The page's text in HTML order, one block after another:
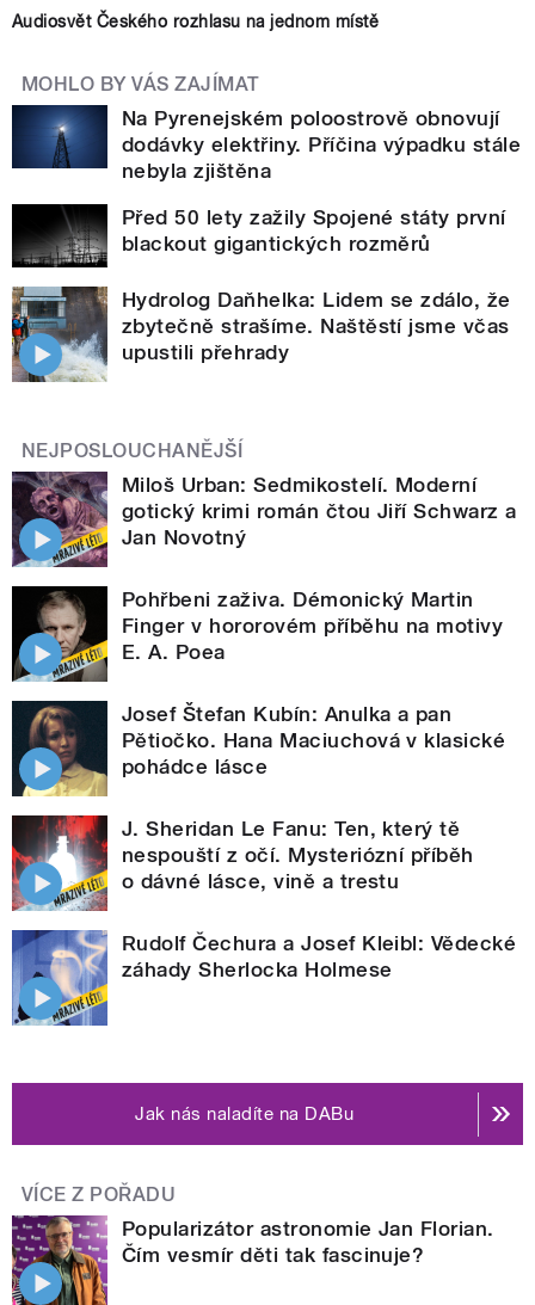
Audiosvět Českého rozhlasu na jednom místě
MOHLO BY VÁS ZAJÍMAT
Na Pyrenejském poloostrově obnovují
dodávky elektřiny. Příčina výpadku stále
nebyla zjištěna
Před 50 lety zažily Spojené státy první
blackout gigantických rozměrů
Hydrolog Daňhelka: Lidem se zdálo, že
zbytečně strašíme. Naštěstí jsme včas
upustili přehrady
NEJPOSLOUCHANĚJŠÍ
Miloš Urban: Sedmikostelí. Moderní
gotický krimi román čtou Jiří Schwarz a
Jan Novotný
Pohřbeni zaživa. Démonický Martin
Finger v hororovém příběhu na motivy
E. A. Poea
Josef Štefan Kubín: Anulka a pan
Pětiočko. Hana Maciuchová v klasické
pohádce lásce
J. Sheridan Le Fanu: Ten, který tě
nespouští z očí. Mysteriózní příběh
o dávné lásce, vině a trestu
Rudolf Čechura a Josef Kleibl: Vědecké
záhady Sherlocka Holmese
Jak nás naladíte na DABu
VÍCE Z POŘADU
Popularizátor astronomie Jan Florian.
Čím vesmír děti tak fascinuje?